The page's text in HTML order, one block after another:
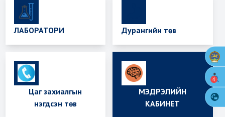
ЛАБОРАТОРИ Дурангийн төв
Цаг захиалгын
нэгдсэн төв
МЭДРЭЛИЙН
КАБИНЕТ
4